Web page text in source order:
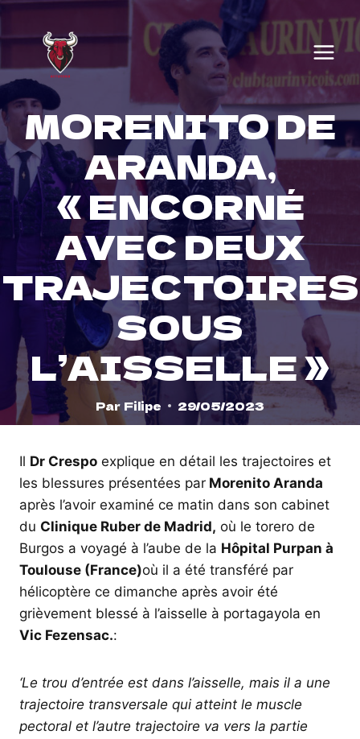
content
MORENITO DE
ARANDA,
« ENCORNÉ
AVEC DEUX
TRAJECTOIRES
SOUS
L’AISSELLE »
Par Filipe 29/05/2023
Il Dr Crespo explique en détail les trajectoires et
les blessures présentées par Morenito Aranda
après l’avoir examiné ce matin dans son cabinet
du Clinique Ruber de Madrid, où le torero de
Burgos a voyagé à l’aube de la Hôpital Purpan à
Toulouse (France)où il a été transféré par
hélicoptère ce dimanche après avoir été
grièvement blessé à l’aisselle à portagayola en
Vic Fezensac.:
‘Le trou d’entrée est dans l’aisselle, mais il a une
trajectoire transversale qui atteint le muscle
pectoral et l’autre trajectoire va vers la partie